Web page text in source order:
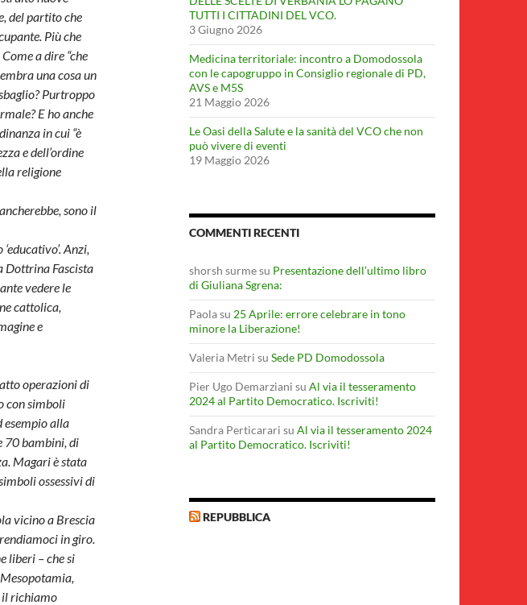
del partito che
Più che
a dire “che
una cosa un
Purtroppo
E ho anche
in cui “è
e dell’ordine
religione
sono il
Anzi,
Dottrina Fascista
vedere le
cattolica,
e
operazioni di
con simboli
esempio alla
70 bambini, di
Magari è stata
ossessivi di
vicino a Brescia
in giro.
liberi – che si
il richiamo
TUTTI I CITTADINI DEL VCO.
3 Giugno 2026
Medicina territoriale: incontro a Domodossola
con le capogruppo in Consiglio regionale di PD,
AVS e M5S
21 Maggio 2026
Le Oasi della Salute e la sanità del VCO che non
può vivere di eventi
19 Maggio 2026
COMMENTI RECENTI
shorsh surmesu Presentazione dell’ultimo libro
di Giuliana Sgrena:
Paolasu 25 Aprile: errore celebrare in tono
minore la Liberazione!
Valeria Metri su Sede PD Domodossola
Pier Ugo Demarziani su Al via il tesseramento
2024 al Partito Democratico. Iscriviti!
Sandra Perticarari su Al via il tesseramento 2024
al Partito Democratico. Iscriviti!
REPUBBLICA